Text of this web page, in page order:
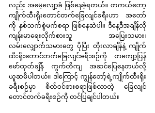
လည်း အမေ့လျော့ခံ ဖြစ်နေခဲ့ရတယ်။ တကယ်တော့
ကျိုက်ထီးရိုးတောင်တက်ခြေလျင်ခရီးဟာ အတော်
ကို နှစ်သက်စွဲမက်စရာ ဖြစ်နေဆဲပါ။ ဒီနေ့ဒီအချိန်လို
ကျန်းမာရေးလိုက်စားသူ အပြေးသမား၊
လမ်းလျှောက်သမားတွေ ပိုပြီး တိုးလာချိန်နဲ့ ကျိုက်
ထီးရိုးတောင်တက်ခြေလျင်ခရီးစဉ်ကို တကျော့ပြန်
ဖော်ထုတ်ချိန် ကွက်တိကျ အဆင်ပြေနေတယ်လို့
ယူဆမိပါတယ်။ ဒါကြောင့် ကျွန်တော့်ရဲ့ကျိုက်ထီးရိုး
ခရီးစဉ်မှာ စိတ်ဝင်စားစရာဖြစ်လာတဲ့ ခြေလျင်
တောင်တက်ခရီးစဉ်ကို တင်ပြချင်ပါတယ်။